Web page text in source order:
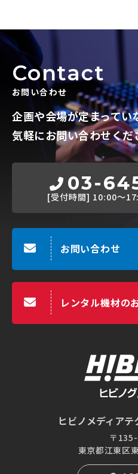
Contact
お問い合わせ
企画や会場が定まってい
気軽にお問い合わせくだ
03-
[受付時間] 10:00～
お問い合わせ
レンタル機材の
ヒビノメディア
〒
東京都江東区